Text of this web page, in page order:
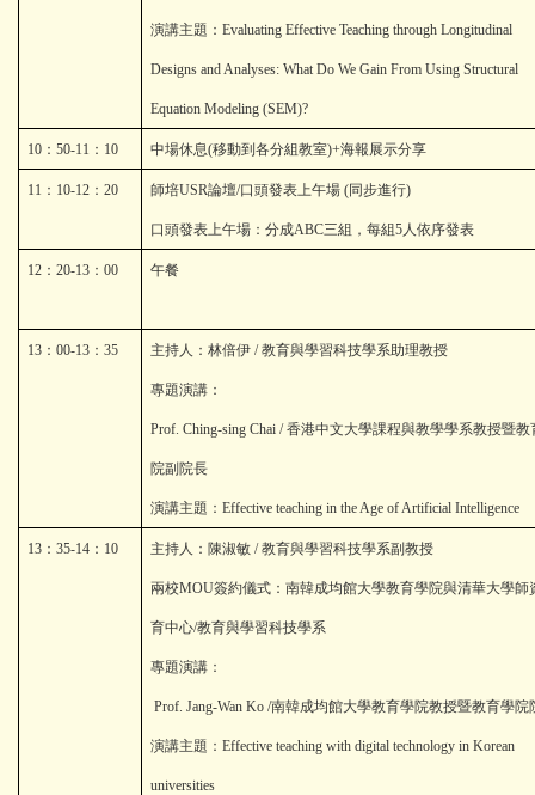
演講主題： Evaluating Effective Teaching through Longitudinal
Designs and Analyses: What Do We Gain From Using Structural
Equation Modeling (SEM)?
10 ： 50-11 ： 10 中場休息(移動到各分組教室)+海報展示分享
11 ： 10-12 ： 20 師培USR論壇/口頭發表上午場 (同步進行)
口頭發表上午場：分成ABC三組，每組5人依序發表
12 ： 20-13 ： 00 午餐
13 ： 00-13 ： 35 主持人：林倍伊 /教育與學習科技學系助理教授
專題演講：
Prof. Ching-sing Chai /香港中文大學課程與教學學系教授暨教
院副院長
演講主題： Effective teaching in the Age of Artificial Intelligence
13 ： 35-14 ： 10 主持人：陳淑敏 /教育與學習科技學系副教授
兩校MOU簽約儀式：南韓成均館大學教育學院與清華大學師
育中心/教育與學習科技學系
專題演講：
Prof. Jang-Wan Ko /南韓成均館大學教育學院教授暨教育學院
演講主題： Effective teaching with digital technology in Korean
universities